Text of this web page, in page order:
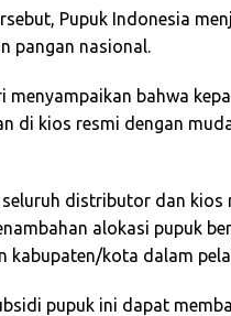
Pupuk Indonesia
pangan nasional.
menyampaikan bahwa
di kios resmi dengan
distributor dan
alokasi pupuk
kabupaten/kota dalam
pupuk ini dapat